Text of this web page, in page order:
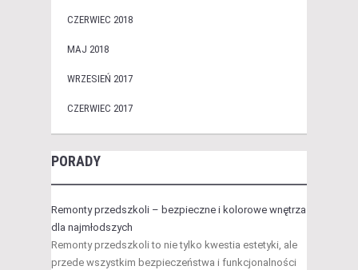
CZERWIEC 2018
MAJ 2018
WRZESIEŃ 2017
CZERWIEC 2017
PORADY
Remonty przedszkoli – bezpieczne i kolorowe wnętrza
dla najmłodszych
Remonty przedszkoli to nie tylko kwestia estetyki, ale
przede wszystkim bezpieczeństwa i funkcjonalności